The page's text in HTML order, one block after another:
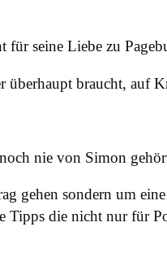
für seine Liebe zu
braucht, auf
nie von Simon
gehen sondern um
die nicht nur für